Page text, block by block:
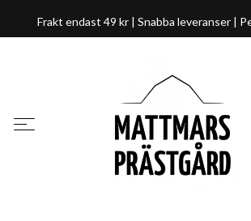
Frakt endast 49 kr | Snabba leveranser |